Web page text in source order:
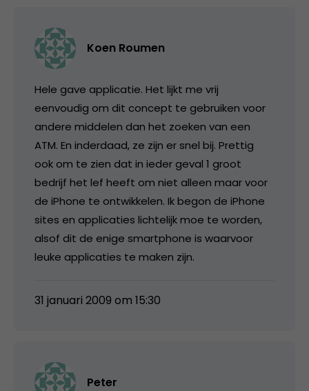
Koen Roumen
Hele gave applicatie. Het lijkt me vrij
eenvoudig om dit concept te gebruiken voor
andere middelen dan het zoeken van een
ATM. En inderdaad, ze zijn er snel bij. Prettig
ook om te zien dat in ieder geval 1 groot
bedrijf het lef heeft om niet alleen maar voor
de iPhone te ontwikkelen. Ik begon de iPhone
sites en applicaties lichtelijk moe te worden,
alsof dit de enige smartphone is waarvoor
leuke applicaties te maken zijn.
31 januari 2009 om 15:30
Peter